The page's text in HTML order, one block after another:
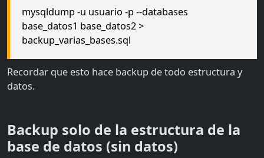
mysqldump -u usuario -p --databases
base_datos1 base_datos2 >
backup_varias_bases.sql
Recordar que esto hace backup de todo estructura y
datos.
Backup solo de la estructura de la
base de datos (sin datos)